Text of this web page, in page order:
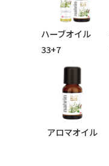
ハーブオイル
33+7
シリーズ
アロマオイル